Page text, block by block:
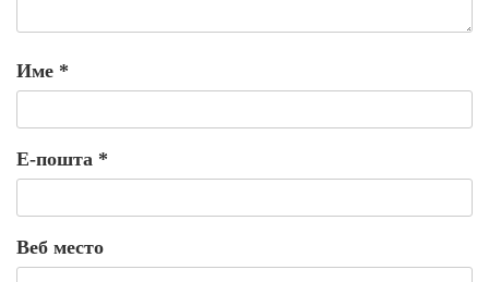
Име *
Е-пошта *
Веб место